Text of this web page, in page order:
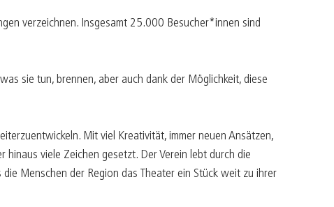
verzeichnen. Insgesamt 25.000 Besucher*innen sind
sie tun, brennen, aber auch dank der Möglichkeit, diese
Mit viel Kreativität, immer neuen Ansätzen,
viele Zeichen gesetzt. Der Verein lebt durch die
Menschen der Region das Theater ein Stück weit zu ihrer